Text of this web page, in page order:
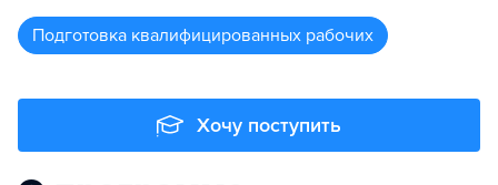
подготовка квалифицированных рабочих
Хочу поступить